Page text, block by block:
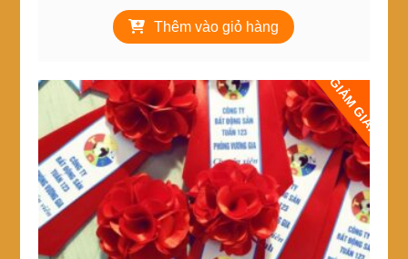
là:
30,000₫.
tại
là:
Thêm vào giỏ hàng
GIẢM GIÁ!